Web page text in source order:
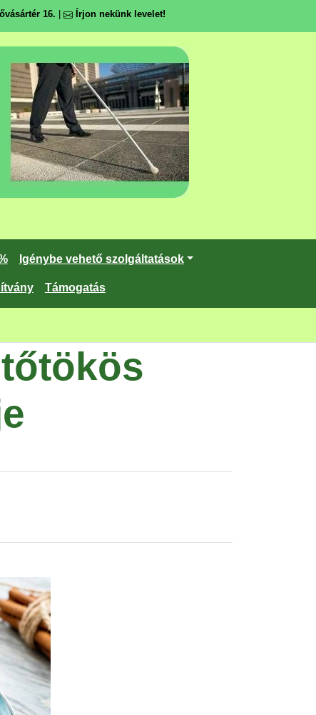
16. Írjon nekünk levelet!
Igénybe vehető szolgáltatások
Támogatás